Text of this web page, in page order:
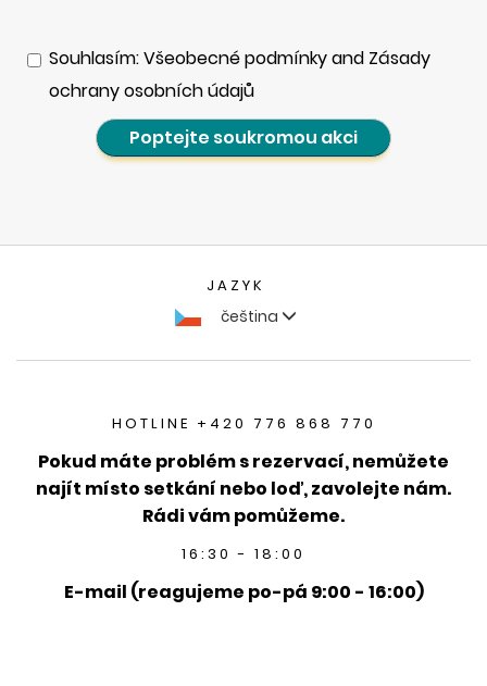
Souhlasím: Všeobecné podmínky and Zásady
ochrany osobních údajů
Poptejte soukromou akci
JAZYK
čeština
HOTLINE +420 776 868 770
Pokud máte problém s rezervací, nemůžete
najít místo setkání nebo loď, zavolejte nám.
Rádi vám pomůžeme.
16:30 - 18:00
E-mail (reagujeme po-pá 9:00 - 16:00)